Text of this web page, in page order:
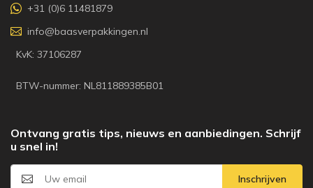
+31 (0)6 11481879
info@baasverpakkingen.nl
KvK: 37106287
BTW-nummer: NL811889385B01
Ontvang gratis tips, nieuws en aanbiedingen. Schrijf
u snel in!
Inschrijven